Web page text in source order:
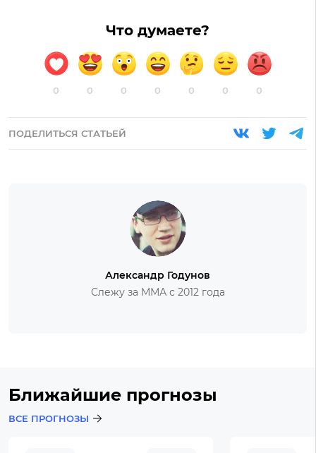
Что думаете?
0 0 0 0 0 0 0
ПОДЕЛИТЬСЯ СТАТЬЕЙ
Александр Годунов
Слежу за ММА с 2012 года
Ближайшие прогнозы
ВСЕ ПРОГНОЗЫ